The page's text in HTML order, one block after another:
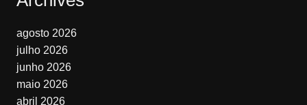
agosto 2026
julho 2026
junho 2026
maio 2026
abril 2026